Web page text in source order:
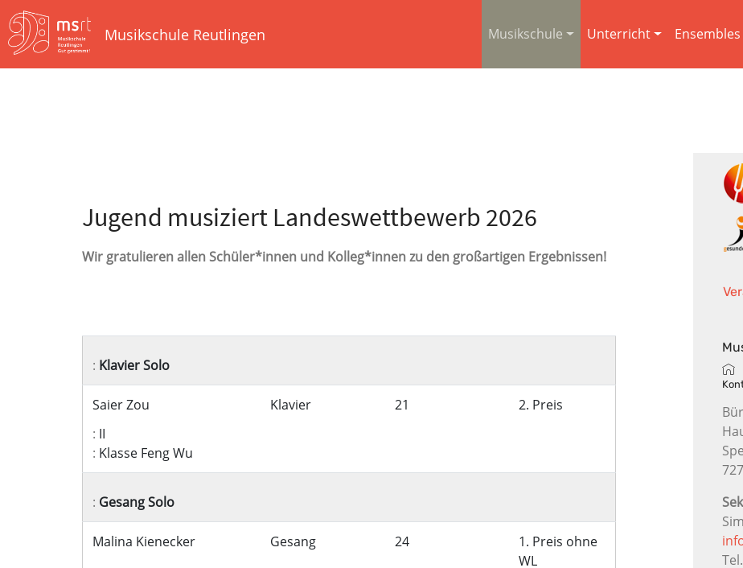
Musikschule Reutlingen Musikschule Unterricht Ensembles
Jugend musiziert Landeswettbewerb 2026
Wir gratulieren allen Schüler*innen und Kolleg*innen zu den großartigen Ergebnissen!
: Klavier Solo
Saier Zou Klavier 21
2. Preis
: II
: Klasse Feng Wu
: Gesang Solo
Malina Kienecker Gesang 24
1. Preis ohne
WL